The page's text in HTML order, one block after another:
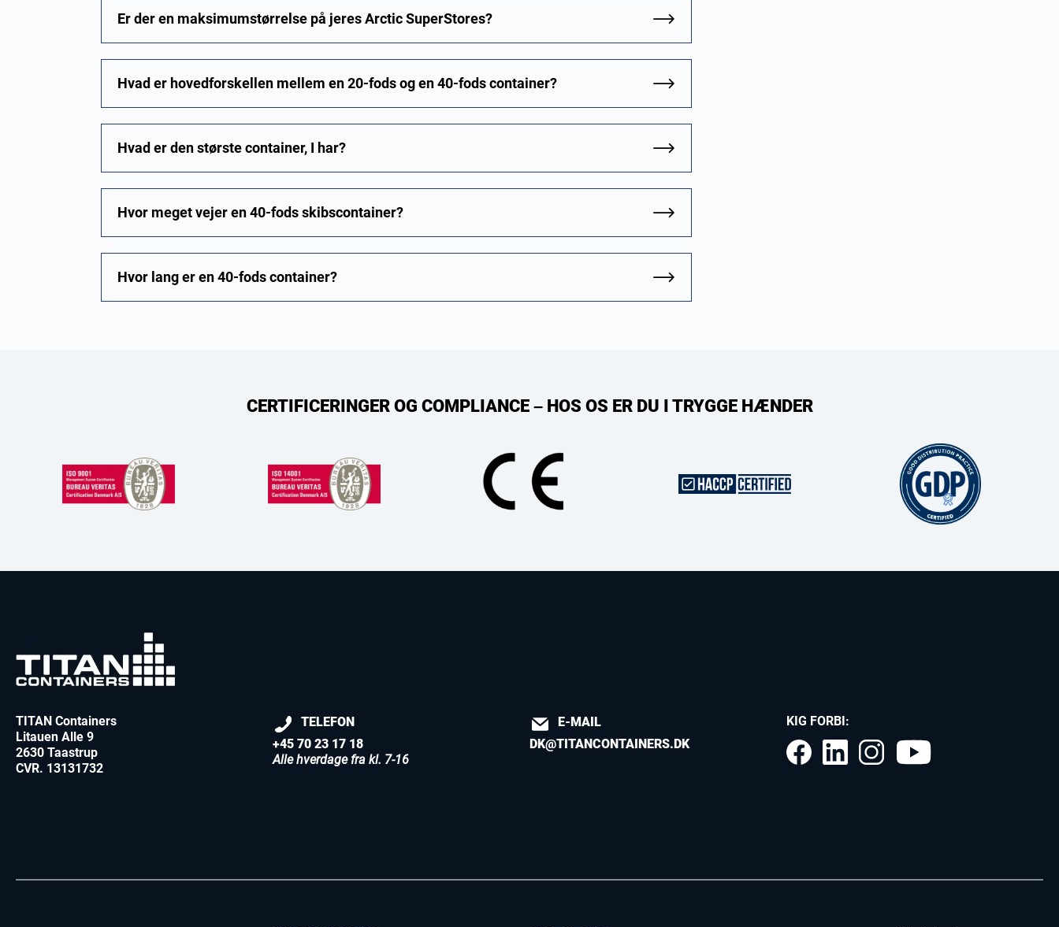
Er der en maksimumstørrelse på jeres Arctic SuperStores?
Hvad er hovedforskellen mellem en 20-fods og en 40-fods container?
Hvad er den største container, I har?
Hvor meget vejer en 40-fods skibscontainer?
Hvor lang er en 40-fods container?
CERTIFICERINGER OG COMPLIANCE – HOS OS ER DU I TRYGGE HÆNDER
TITAN Containers
Litauen Alle 9
2630 Taastrup
CVR. 13131732
TELEFON
+45 70 23 17 18
Alle hverdage fra kl. 7-16
E-MAIL
DK@TITANCONTAINERS.DK
KIG FORBI: